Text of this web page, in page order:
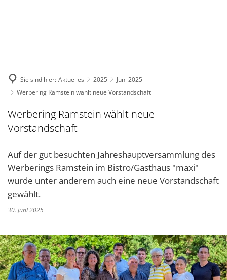
Sie sind hier: Aktuelles 2025
Juni 2025
Werbering Ramstein wählt neue Vorstandschaft
Werbering Ramstein wählt neue
Vorstandschaft
Auf der gut besuchten Jahreshauptversammlung des
Werberings Ramstein im Bistro/Gasthaus "maxi"
wurde unter anderem auch eine neue Vorstandschaft
gewählt.
30. Juni 2025